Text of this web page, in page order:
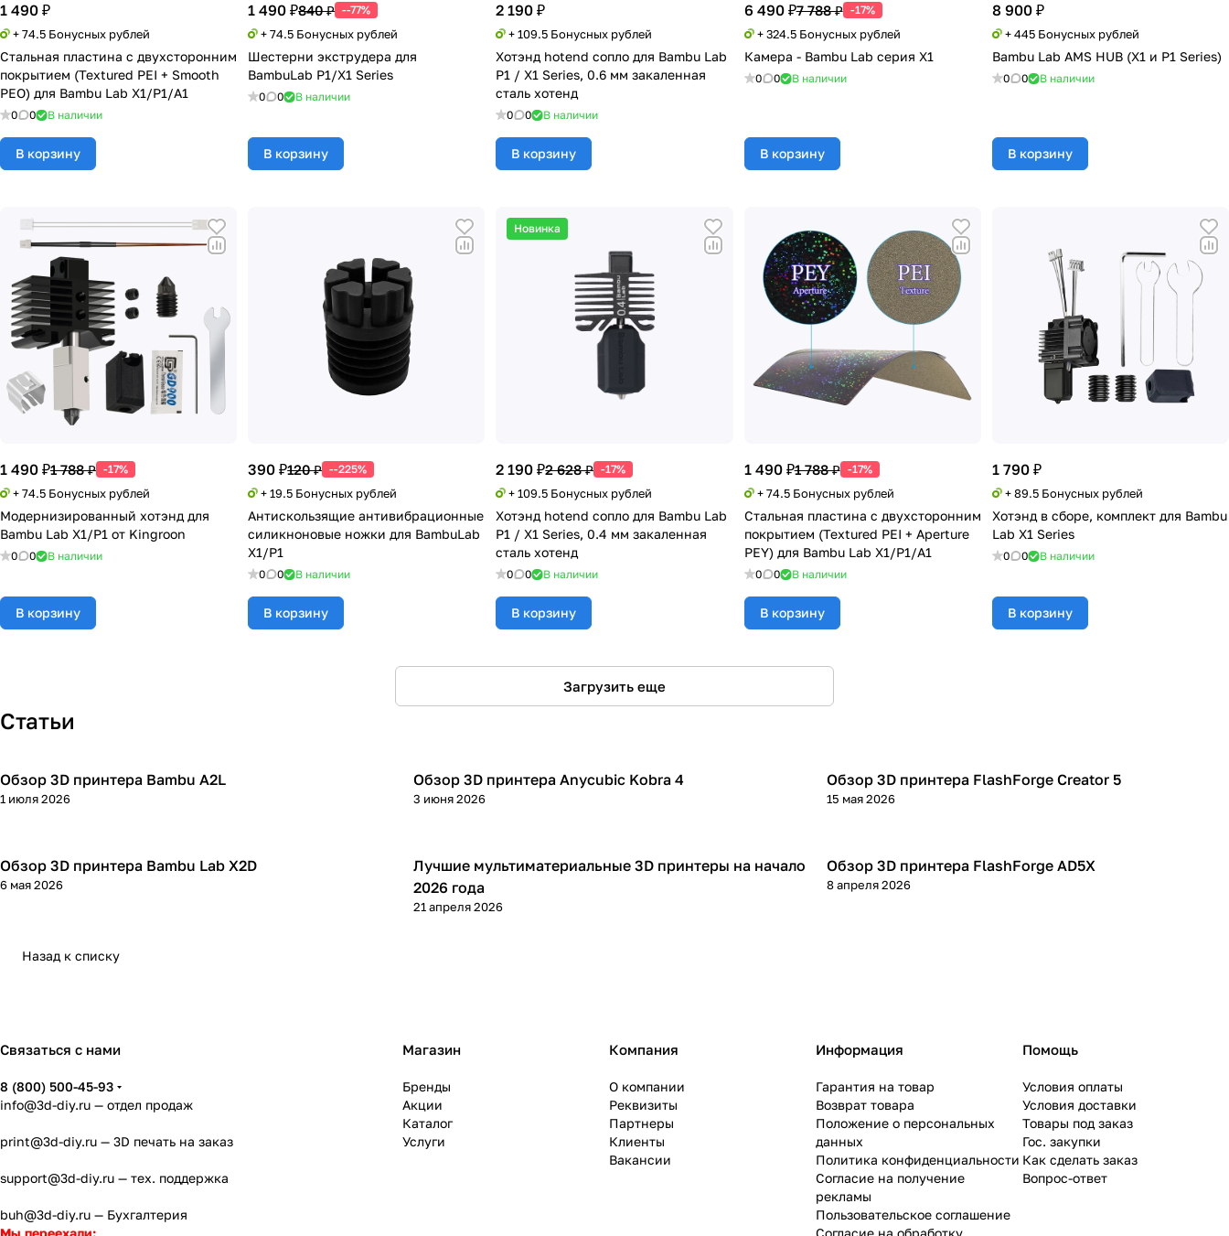
1 490 ₽
+ 74.5 Бонусных рублей
Стальная пластина с двухсторонним
покрытием (Textured PEI + Smooth
PEO) для Bambu Lab X1/P1/A1
0 0 В наличии
В корзину
1 490 ₽840 ₽ --77%
+ 74.5 Бонусных рублей
Шестерни экструдера для
BambuLab P1/X1 Series
0 0 В наличии
В корзину
2 190 ₽
+ 109.5 Бонусных рублей
Хотэнд hotend сопло для Bambu Lab
P1 / X1 Series, 0.6 мм закаленная
сталь хотенд
0 0 В наличии
В корзину
6 490 ₽7 788 ₽ -17%
+ 324.5 Бонусных рублей
Камера - Bambu Lab серия X1
0 0 В наличии
В корзину
8 900 ₽
+ 445 Бонусных рублей
Bambu Lab AMS HUB (X1 и P1 Series)
0 0 В наличии
В корзину
1 490 ₽1 788 ₽ -17%
+ 74.5 Бонусных рублей
Модернизированный хотэнд для
Bambu Lab X1/P1 от Kingroon
0 0 В наличии
В корзину
390 ₽120 ₽ --225%
+ 19.5 Бонусных рублей
Антискользящие антивибрационные
силикноновые ножки для BambuLab
X1/P1
0 0 В наличии
В корзину
Новинка
2 190 ₽2 628 ₽ -17%
+ 109.5 Бонусных рублей
Хотэнд hotend сопло для Bambu Lab
P1 / X1 Series, 0.4 мм закаленная
сталь хотенд
0 0 В наличии
В корзину
1 490 ₽1 788 ₽ -17%
+ 74.5 Бонусных рублей
Стальная пластина с двухсторонним
покрытием (Textured PEI + Aperture
PEY) для Bambu Lab X1/P1/A1
0 0 В наличии
В корзину
1 790 ₽
+ 89.5 Бонусных рублей
Хотэнд в сборе, комплект для Bambu
Lab X1 Series
0 0 В наличии
В корзину
Загрузить еще
Статьи
3D принтеры
Обзор 3D принтера Bambu A2L
1 июля 2026
3D принтеры
Обзор 3D принтера Anycubic Kobra 4
3 июня 2026
3D принтеры
Обзор 3D принтера FlashForge Creator 5
15 мая 2026
3D принтеры
Обзор 3D принтера Bambu Lab X2D
6 мая 2026
3D принтеры
Лучшие мультиматериальные 3D принтеры на начало
2026 года
21 апреля 2026
3D принтеры
Обзор 3D принтера FlashForge AD5X
8 апреля 2026
Назад к списку
Связаться с нами
8 (800) 500-45-93
info@3d-diy.ru — отдел продаж
print@3d-diy.ru — 3D печать на заказ
support@3d-diy.ru — тех. поддержка
buh@3d-diy.ru — Бухгалтерия
Магазин
Бренды
Акции
Каталог
Услуги
Компания
О компании
Реквизиты
Партнеры
Клиенты
Вакансии
Информация
Гарантия на товар
Возврат товара
Положение о персональных
данных
Политика конфиденциальности
Согласие на получение
рекламы
Пользовательское соглашение
Помощь
Условия оплаты
Условия доставки
Товары под заказ
Гос. закупки
Как сделать заказ
Вопрос-ответ